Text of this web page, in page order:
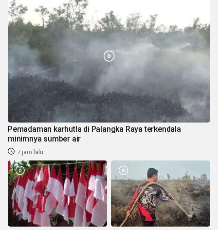
Pemadaman karhutla di Palangka Raya terkendala
minimnya sumber air
7 jam lalu